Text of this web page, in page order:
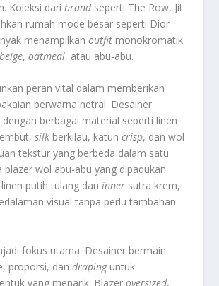
Koleksi daribrandseperti The Row, Jil
rumah mode besar seperti Dior
menampilkanoutfit monokromatik
beige,oatmeal, atau abu-abu.
peran vital dalam memberikan
berwarna netral. Desainer
berbagai material seperti linen
silk berkilau, katuncrisp, dan wol
tekstur yang berbeda dalam satu
blazer wol abu-abu yang dipadukan
putih tulang daninner sutra krem,
visual tanpa perlu tambahan
fokus utama. Desainer bermain
proporsi, dandrapinguntuk
yang menarik. Blazeroversized,